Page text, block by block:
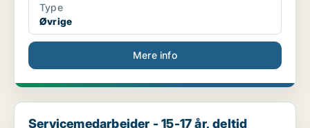
Type
Øvrige
Mere info
Servicemedarbejder - 15-17 år, deltid
Servicemedarbejder - 15-17 år, deltid